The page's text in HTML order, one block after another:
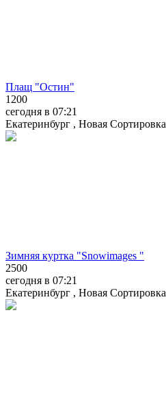
Плащ "Остин"
1200
сегодня в 07:21
Екатеринбург , Новая Сортировка
Зимняя куртка "Snowimages "
2500
сегодня в 07:21
Екатеринбург , Новая Сортировка